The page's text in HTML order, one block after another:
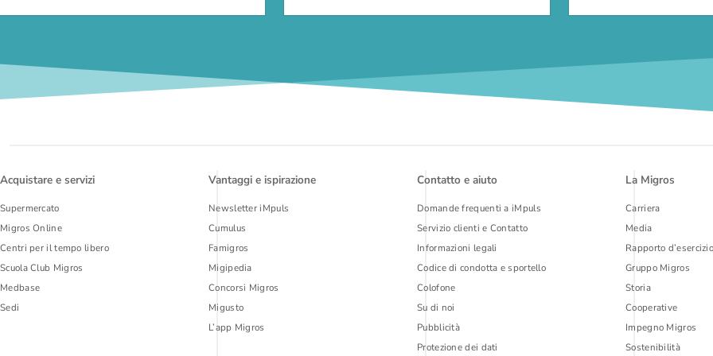
Acquistare e servizi
Supermercato
Migros Online
Centri per il tempo libero
Scuola Club Migros
Medbase
Sedi
Vantaggi e ispirazione
Newsletter iMpuls
Cumulus
Famigros
Migipedia
Concorsi Migros
Migusto
L’app Migros
Contatto e aiuto
Domande frequenti a iMpuls
Servizio clienti e Contatto
Informazioni legali
Codice di condotta e sportello
Colofone
Su di noi
Pubblicità
Protezione dei dati
La Migros
Carriera
Media
Rapporto d’esercizio
Gruppo Migros
Storia
Cooperative
Impegno Migros
Sostenibilità